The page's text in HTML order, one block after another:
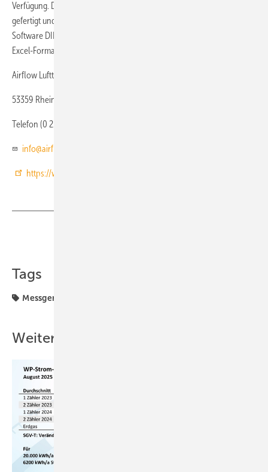
Verfügung. Diese sind aus reißfestem Nylon und Aluminiumrahmen
gefertigt und werden mit Fiberglasstäben aufgespannt. Über die PC-
Software DIFFiner ist eine Datenspeicherung und Dokumentation im
Excel-Format möglich.
Airflow Lufttechnik
53359 Rheinbach
Telefon (0 22 26) 9 20 50
info@airflow.de
https://www.airflow.de/
Tags
Messgeräte
Weitere Inhalte